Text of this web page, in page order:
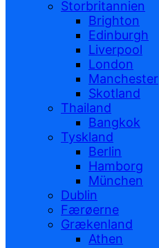
Storbritannien
Brighton
Edinburgh
Liverpool
London
Manchester
Skotland
Thailand
Bangkok
Tyskland
Berlin
Hamborg
München
Dublin
Færøerne
Grækenland
Athen